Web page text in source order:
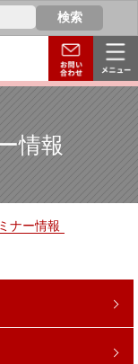
情報
ナー情報